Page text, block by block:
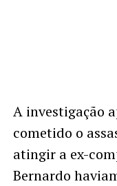
A investigação
cometido o
atingir a ex-
Bernardo